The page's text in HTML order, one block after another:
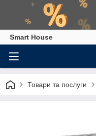
Smart House
Товари та послуги